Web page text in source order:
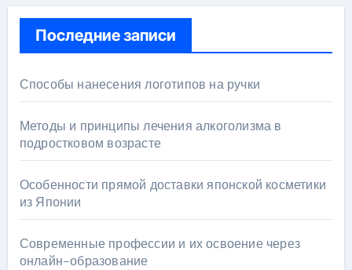
Последние записи
Способы нанесения логотипов на ручки
Методы и принципы лечения алкоголизма в
подростковом возрасте
Особенности прямой доставки японской косметики
из Японии
Современные профессии и их освоение через
онлайн-образование